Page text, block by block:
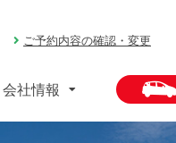
ご予約内容の確認・変更
会社情報